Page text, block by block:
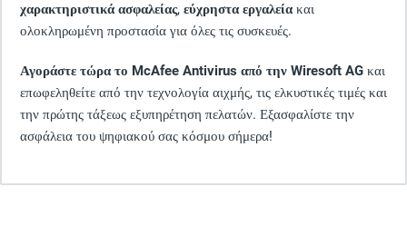
χαρακτηριστικά ασφαλείας, εύχρηστα εργαλείακαι
ολοκληρωμένη προστασία για όλες τις συσκευές.
Αγοράστε τώρα το McAfee Antivirus από την Wiresoft AG και
επωφεληθείτε από την τεχνολογία αιχμής, τις ελκυστικές τιμές και
την πρώτης τάξεως εξυπηρέτηση πελατών. Εξασφαλίστε την
ασφάλεια του ψηφιακού σας κόσμου σήμερα!